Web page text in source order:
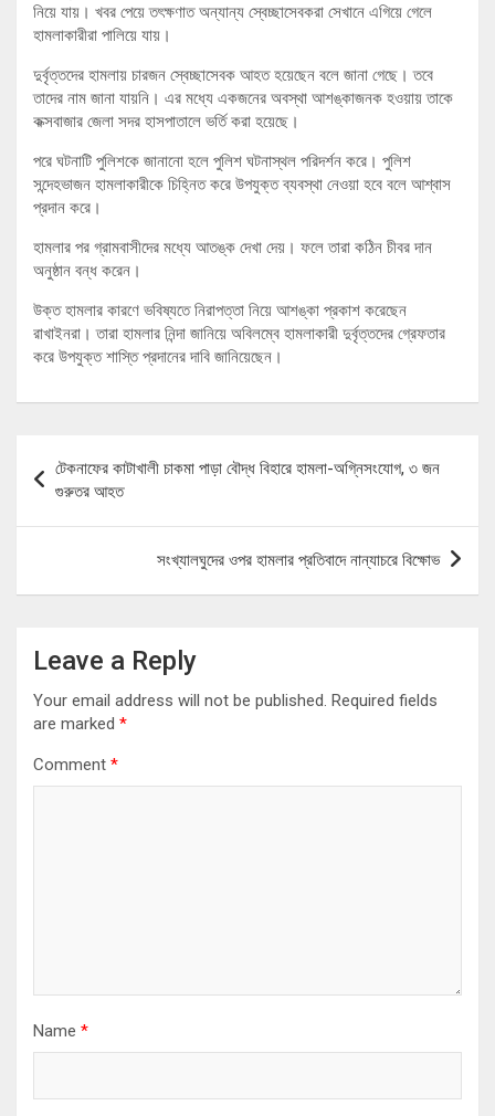
নিয়ে যায়। খবর পেয়ে তৎক্ষণাত অন্যান্য স্বেচ্ছাসেবকরা সেখানে এগিয়ে গেলে
হামলাকারীরা পালিয়ে যায়।
দুর্বৃত্তদের হামলায় চারজন স্বেচ্ছাসেবক আহত হয়েছেন বলে জানা গেছে। তবে
তাদের নাম জানা যায়নি। এর মধ্যে একজনের অবস্থা আশঙ্কাজনক হওয়ায় তাকে
কক্সবাজার জেলা সদর হাসপাতালে ভর্তি করা হয়েছে।
পরে ঘটনাটি পুলিশকে জানানো হলে পুলিশ ঘটনাস্থল পরিদর্শন করে। পুলিশ
সন্দেহভাজন হামলাকারীকে চিহ্নিত করে উপযুক্ত ব্যবস্থা নেওয়া হবে বলে আশ্বাস
প্রদান করে।
হামলার পর গ্রামবাসীদের মধ্যে আতঙ্ক দেখা দেয়। ফলে তারা কঠিন চীবর দান
অনুষ্ঠান বন্ধ করেন।
উক্ত হামলার কারণে ভবিষ্যতে নিরাপত্তা নিয়ে আশঙ্কা প্রকাশ করেছেন
রাখাইনরা। তারা হামলার নিন্দা জানিয়ে অবিলম্বে হামলাকারী দুর্বৃত্তদের গ্রেফতার
করে উপযুক্ত শাস্তি প্রদানের দাবি জানিয়েছেন।
navigation
টেকনাফের কাটাখালী চাকমা পাড়া বৌদ্ধ বিহারে হামলা-অগ্নিসংযোগ, ৩ জন
গুরুতর আহত
সংখ্যালঘুদের ওপর হামলার প্রতিবাদে নান্যাচরে বিক্ষোভ
Leave a Reply
Your email address will not be published. Required fields
are marked *
Comment *
Name *